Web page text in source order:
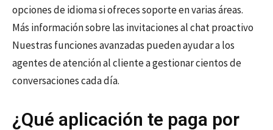
opciones de idioma si ofreces soporte en varias áreas.
Más información sobre las invitaciones al chat proactivo
Nuestras funciones avanzadas pueden ayudar a los
agentes de atención al cliente a gestionar cientos de
conversaciones cada día.
¿Qué aplicación te paga por